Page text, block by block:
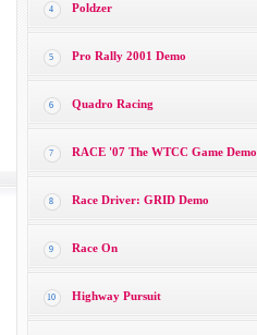
4 Poldzer
5 Pro Rally 2001 Demo
6 Quadro Racing
7 RACE '07 The WTCC Game Demo
8 Race Driver: GRID Demo
9 Race On
10 Highway Pursuit